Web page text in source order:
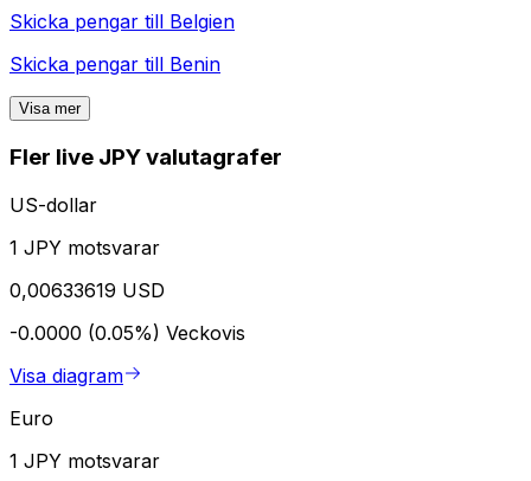
Skicka pengar till Belgien
Skicka pengar till Benin
Visa mer
Fler live JPY valutagrafer
US-dollar
1 JPY motsvarar
0,00633619 USD
-0.0000 (0.05%) Veckovis
Visa diagram
Euro
1 JPY motsvarar